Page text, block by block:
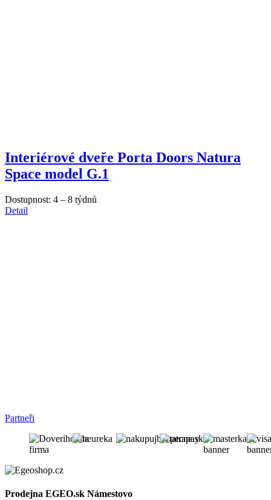
Interiérové dveře Porta Doors Natura
Space model G.1
Dostupnost: 4 – 8 týdnů
Detail
Partneři
Prodejna EGEO.sk Námestovo